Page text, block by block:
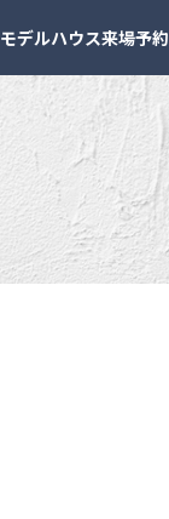
モデルハウス来場予約